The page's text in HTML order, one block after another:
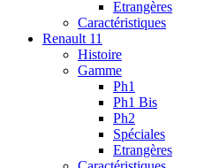
Etrangères
Caractéristiques
Renault 11
Histoire
Gamme
Ph1
Ph1 Bis
Ph2
Spéciales
Etrangères